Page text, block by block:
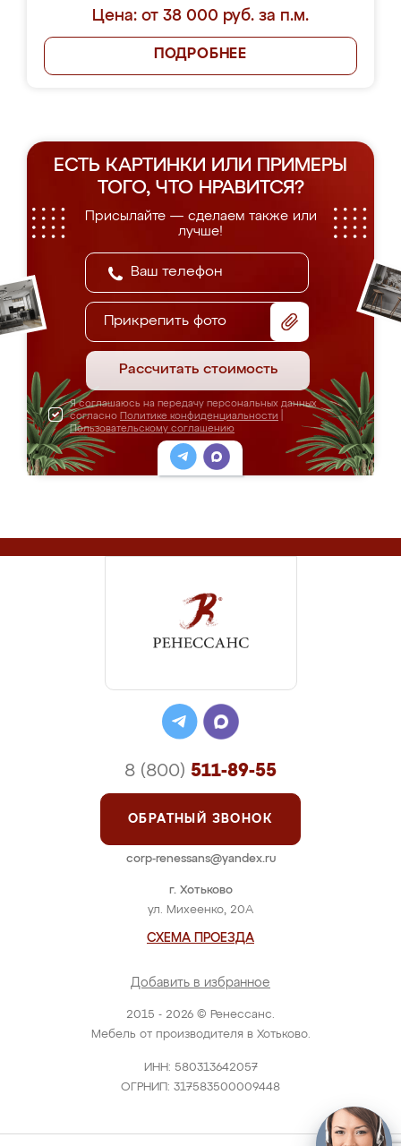
Цена: от 38 000 руб. за п.м.
ПОДРОБНЕЕ
ЕСТЬ КАРТИНКИ ИЛИ ПРИМЕРЫ
ТОГО, ЧТО НРАВИТСЯ?
Присылайте — сделаем также или
лучше!
Прикрепить фото
Рассчитать стоимость
Я соглашаюсь на передачу персональных данных
согласно Политике конфиденциальности
Пользовательскому соглашению
2015 - 2026 © Ренессанс.
Мебель от производителя в Хотьково.
ИНН: 580313642057
ОГРНИП: 317583500009448
г. Хотьково
ул. Михеенко, 20А
СХЕМА ПРОЕЗДА
Добавить в избранное
8 (800) 511-89-55
ОБРАТНЫЙ ЗВОНОК
corp-renessans@yandex.ru